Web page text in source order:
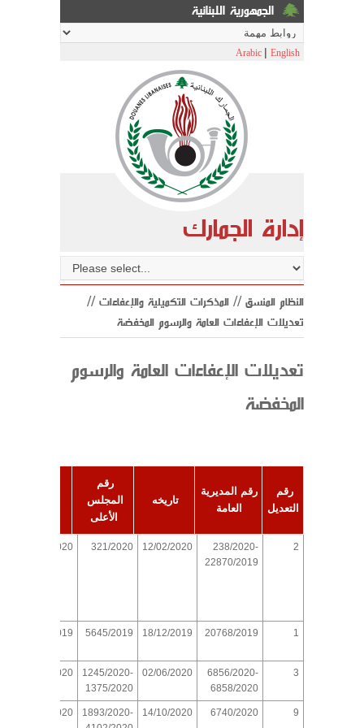
الجمهورية اللبنانية
Arabic | English
إدارة الجمارك
النظام المنسق // المذكرات التكميلية والإعفاءات //
تعديلات الإعفاءات العامة والرسوم المخفضة
تعديلات الإعفاءات العامة والرسوم
المخفضة
التعديل
العامة
تاريخه
الأعلى
2
238/2020-
22870/2019
12/02/2020
321/2020
13/02/2020
1
20768/2019
18/12/2019
5645/2019
14/11/2019
3
6856/2020-
6858/2020
02/06/2020
1245/2020-
1375/2020
09/06/2020
9
6740/2020
14/10/2020
1893/2020-
12/11/2020